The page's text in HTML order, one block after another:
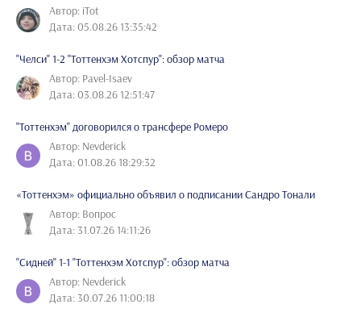
Автор: iTot
Дата: 05.08.26 13:35:42
"Челси" 1-2 "Тоттенхэм Хотспур": обзор матча
Автор: Pavel-Isaev
Дата: 03.08.26 12:51:47
"Тоттенхэм" договорился о трансфере Ромеро
Автор: Nevderick
Дата: 01.08.26 18:29:32
«Тоттенхэм» официально объявил о подписании Сандро Тонали
Автор: Вопрос
Дата: 31.07.26 14:11:26
"Сидней" 1-1 "Тоттенхэм Хотспур": обзор матча
Автор: Nevderick
Дата: 30.07.26 11:00:18